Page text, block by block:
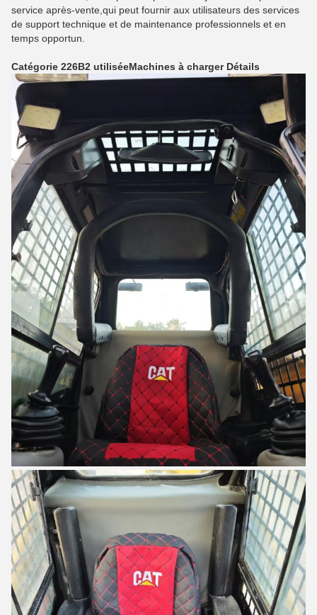
service après-vente,qui peut fournir aux utilisateurs des services
de support technique et de maintenance professionnels et en
temps opportun.
Catégorie 226B2 utiliséeMachines à charger Détails